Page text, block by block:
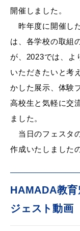
産業・ビジ
教育・文
移住・定
開催しました。
昨年度に開催し
は、各学校の取組
が、2023では、よ
いただきたいと考
かした展示、体験
高校生と気軽に交
ました。
当日のフェスタ
作成いたしました
HAMADA教
ジェスト動画